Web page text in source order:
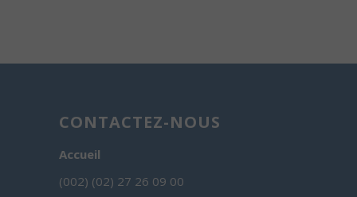
CONTACTEZ-NOUS
Accueil
(002) (02) 27 26 09 00